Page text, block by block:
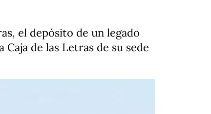
el depósito de un legado
de las Letras de su sede